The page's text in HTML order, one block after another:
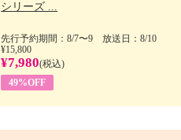
シリーズ ...
先行予約期間：8/7〜9 放送日：8/10
¥15,800
¥7,980(税込)
49%OFF